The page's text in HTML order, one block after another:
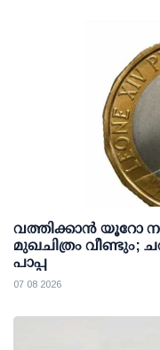
വത്തിക്കാൻ യൂറോ
മുഖചിത്രം വീണ്ടും;
പാപ്പ
07 08 2026